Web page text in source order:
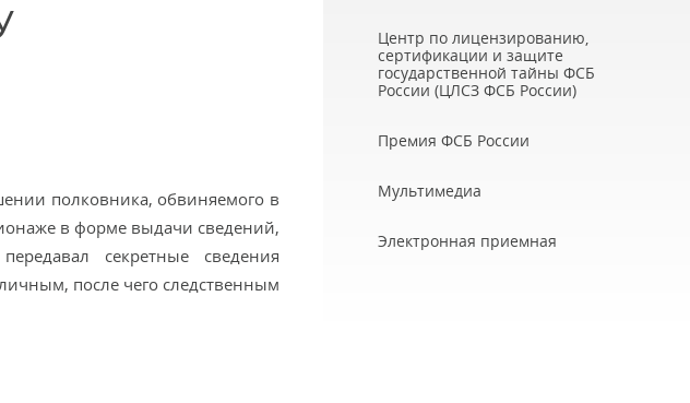
полковника, обвиняемого в
в форме выдачи сведений,
секретные сведения
после чего следственным
Центр по лицензированию,
сертификации и защите
государственной тайны ФСБ
России (ЦЛСЗ ФСБ России)
Премия ФСБ России
Мультимедиа
Электронная приемная